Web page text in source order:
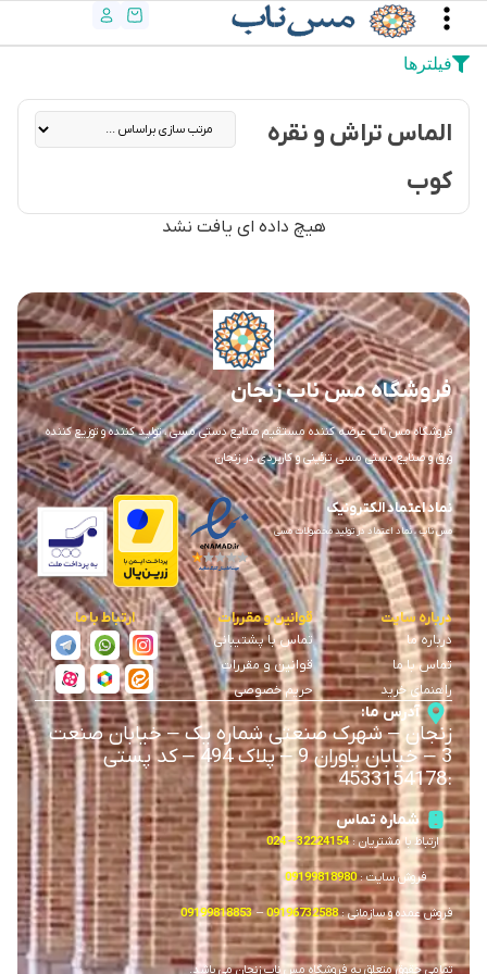
فیلترها
الماس تراش و نقره
کوب
هیچ داده ای یافت نشد
فروشگاه مس ناب زنجان
فروشگاه مس ناب عرضه کننده مستقیم صنایع دستی مسی ، تولید کننده و توزیع کننده
ورق و صنایع دستی مسی تزئینی و کاربردی در زنجان
نماد اعتماد الکترونیک
مس ناب ، نماد اعتماد در تولید محصولات مسی
درباره سایت
درباره ما
تماس با ما
راهنمای خرید
قوانین و مقررات
تماس با پشتیبانی
قوانین و مقررات
حریم خصوصی
ارتباط با ما
آدرس ما:
زنجان–شهرک صنعتی شماره یک–خیابان صنعت
3
–خیابان یاوران 9 –
پلاک 494 – کد پستی
:
4533154178
شماره تماس
ارتباط با مشتریان : 32224154 – 024
فروش سایت :09199818980
فروش عمده و سازمانی :09196732588
–
09199818853
تمامی حقوق متعلق به فروشگاه مس ناب زنجان می باشد.